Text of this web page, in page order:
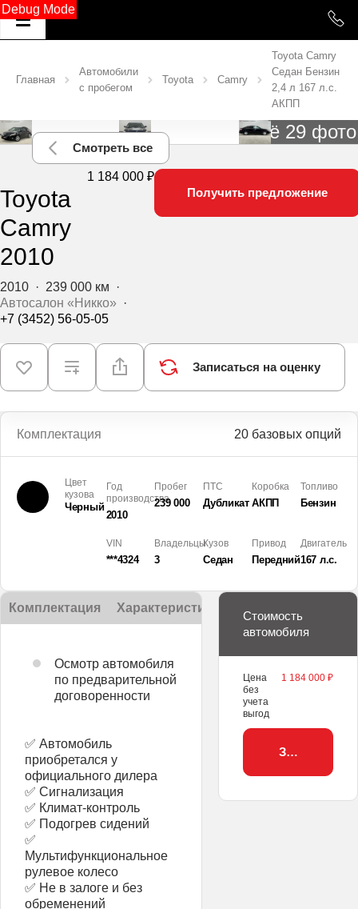
Debug Mode
Главная
Автомобили
с пробегом
Toyota Camry
Toyota Camry
Седан Бензин
2,4 л 167 л.с.
АКПП
Ещё 29 фото
Смотреть все
Toyota
Camry
2010
1 184 000 ₽
2010 · 239 000 км ·
Автосалон «Никко» ·
+7 (3452) 56-05-05
Получить предложение
Записаться на оценку
Комплектация 20 базовых опций
Цвет
кузова
Черный
Год
производства
2010
Пробег
239 000
ПТС
Дубликат
Коробка
АКПП
Топливо
Бензин
VIN
***4324
Владельцы
3
Кузов
Седан
Привод
Передний
Двигатель
167 л.с.
Комплектация Характеристики
Осмотр автомобиля
по предварительной
договоренности
✅ Автомобиль
приобретался у
официального дилера
✅ Сигнализация
✅ Климат-контроль
✅ Подогрев сидений
✅
Мультифункциональное
рулевое колесо
✅ Не в залоге и без
обременений
Стоимость
автомобиля
Цена
без
учета
выгод
1 184 000 ₽